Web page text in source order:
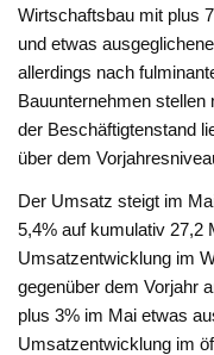
Wirtschaftsbau mit plus
und etwas
allerdings nach
Bauunternehmen
der Beschäftigtenstand
über dem
Der Umsatz steigt im
5,4% auf kumulativ 27,2
Umsatzentwicklung im
gegenüber dem Vorjahr
plus 3% im Mai etwas
Umsatzentwicklung im